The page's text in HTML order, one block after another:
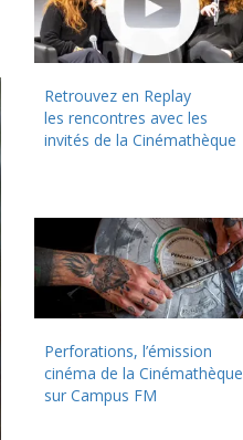
Retrouvez en Replay
les rencontres avec les
invités de la Cinémathèque
Perforations, l’émission
cinéma de la Cinémathèque
sur Campus FM